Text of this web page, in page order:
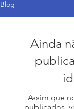
Blog
Ainda
Assim que